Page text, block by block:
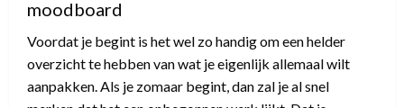
moodboard
Voordat je begint is het wel zo handig om een helder
overzicht te hebben van wat je eigenlijk allemaal wilt
aanpakken. Als je zomaar begint, dan zal je al snel